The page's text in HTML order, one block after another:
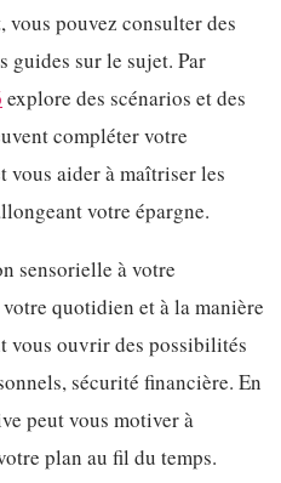
vous pouvez consulter des
guides sur le sujet. Par
explore des scénarios et des
compléter votre
vous aider à maîtriser les
votre épargne.
sensorielle à votre
quotidien et à la manière
vous ouvrir des possibilités
sécurité financière. En
peut vous motiver à
plan au fil du temps.